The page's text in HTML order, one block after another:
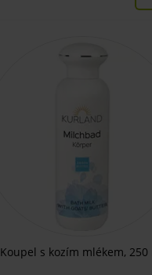
Koupel s kozím mlékem, 250